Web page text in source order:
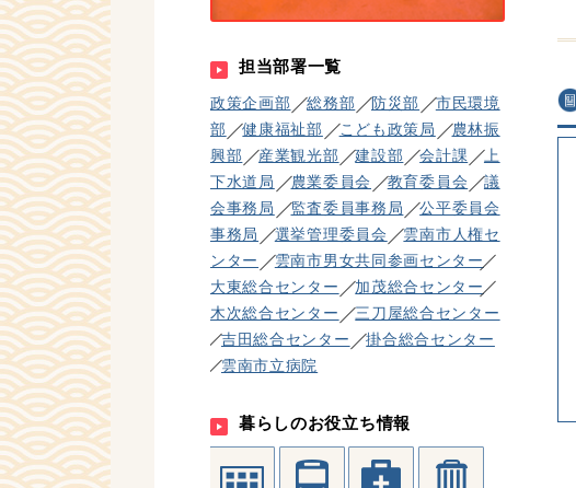
担当部署一覧
政策企画部 総務部 防災部
市民環境
部
健康福祉部 こども政策局
農林振
興部
産業観光部 建設部 会計課
上
下水道局
農業委員会 教育委員会
議
会事務局
監査委員事務局
公平委員会
事務局
選挙管理委員会
雲南市人権セ
ンター
雲南市男女共同参画センター
大東総合センター
加茂総合センター
木次総合センター
三刀屋総合センター
吉田総合センター
掛合総合センター
雲南市立病院
暮らしのお役立ち情報